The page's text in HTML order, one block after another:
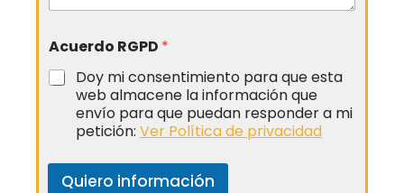
Acuerdo RGPD *
Doy mi consentimiento para que esta
web almacene la información que
envío para que puedan responder a mi
petición: Ver Política de privacidad
Quiero información